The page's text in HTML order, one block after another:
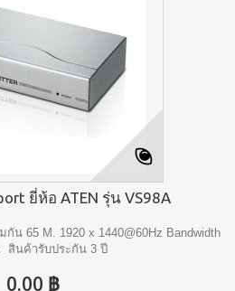
ยี่ห้อ ATEN รุ่น VS98A
น 65 M. 1920 x 1440@60Hz Bandwidth
สินค้ารับประกัน 3 ปี
0.00 ฿